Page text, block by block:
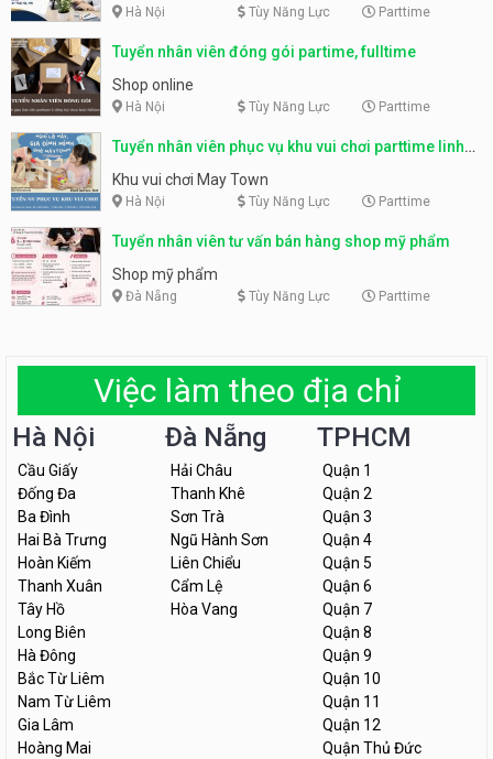
Hà Nội Tùy Năng Lực Parttime
Tuyển nhân viên đóng gói partime, fulltime
Shop online
Hà Nội Tùy Năng Lực Parttime
Tuyển nhân viên phục vụ khu vui chơi parttime linh
động
Khu vui chơi May Town
Hà Nội Tùy Năng Lực Parttime
Tuyển nhân viên tư vấn bán hàng shop mỹ phẩm
Shop mỹ phẩm
Đà Nẵng Tùy Năng Lực Parttime
Việc làm theo địa chỉ
Hà Nội
Cầu Giấy
Đống Đa
Ba Đình
Hai Bà Trưng
Hoàn Kiếm
Thanh Xuân
Tây Hồ
Long Biên
Hà Đông
Bắc Từ Liêm
Nam Từ Liêm
Gia Lâm
Hoàng Mai
Đà Nẵng
Hải Châu
Thanh Khê
Sơn Trà
Ngũ Hành Sơn
Liên Chiểu
Cẩm Lệ
Hòa Vang
TPHCM
Quận 1
Quận 2
Quận 3
Quận 4
Quận 5
Quận 6
Quận 7
Quận 8
Quận 9
Quận 10
Quận 11
Quận 12
Quận Thủ Đức